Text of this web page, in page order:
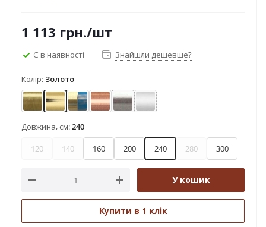
1 113 грн./шт
Є в наявності Знайшли дешевше?
Колір: Золото
АнтикЗолотоЗолото матове - блакить
МідьНержавіюча сталь
Сатин
Довжина, см:240
120 140 160 200 240 280 300
У кошик
Купити в 1 клік